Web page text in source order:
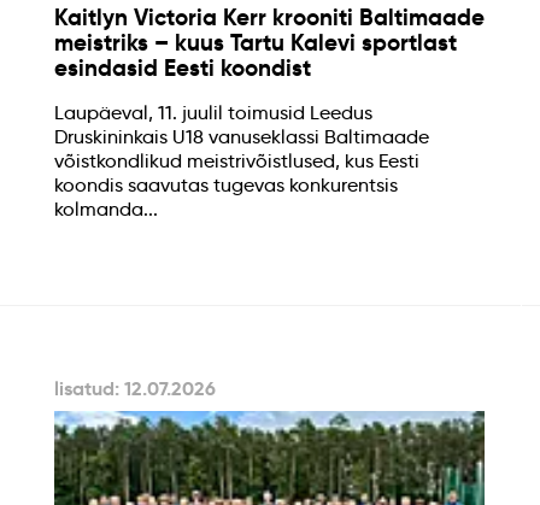
Kaitlyn Victoria Kerr krooniti Baltimaade
meistriks – kuus Tartu Kalevi sportlast
esindasid Eesti koondist
Laupäeval, 11. juulil toimusid Leedus
Druskininkais U18 vanuseklassi Baltimaade
võistkondlikud meistrivõistlused, kus Eesti
koondis saavutas tugevas konkurentsis
kolmanda...
lisatud: 12.07.2026